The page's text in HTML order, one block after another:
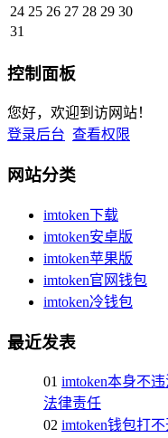
24 25 26 27 28 29 30
31
控制面板
您好，欢迎到访网站！
登录后台 查看权限
网站分类
imtoken下载
imtoken安卓版
imtoken苹果版
imtoken官网钱包
imtoken冷钱包
最近发表
01 imtoken本身不
法律责任
02 imtoken钱包打